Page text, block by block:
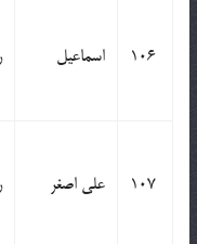
106 اسماعیل
107 علی اصغر